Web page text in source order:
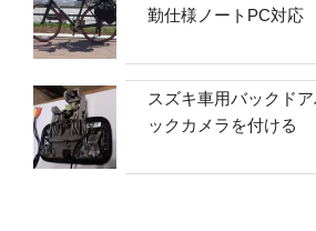
勤仕様ノートPC対応
スズキ車用バックド
ックカメラを付ける